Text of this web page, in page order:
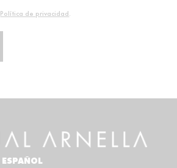
Política de privacidad.
ESPAÑOL